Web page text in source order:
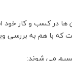
ها در کسب و کار خود
که با هم به بررسی